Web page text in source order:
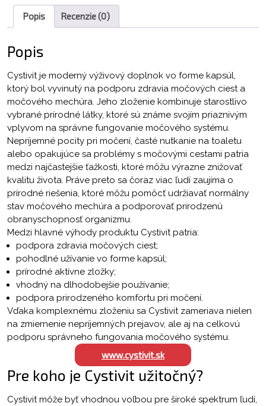
Popis Recenzie (0)
Popis
Cystivit je moderný výživový doplnok vo forme kapsúl,
ktorý bol vyvinutý na podporu zdravia močových ciest a
močového mechúra. Jeho zloženie kombinuje starostlivo
vybrané prírodné látky, ktoré sú známe svojím priaznivým
vplyvom na správne fungovanie močového systému.
Nepríjemné pocity pri močení, časté nutkanie na toaletu
alebo opakujúce sa problémy s močovými cestami patria
medzi najčastejšie ťažkosti, ktoré môžu výrazne znižovať
kvalitu života. Práve preto sa čoraz viac ľudí zaujíma o
prírodné riešenia, ktoré môžu pomôcť udržiavať normálny
stav močového mechúra a podporovať prirodzenú
obranyschopnosť organizmu.
Medzi hlavné výhody produktu Cystivit patria:
podpora zdravia močových ciest;
pohodlné užívanie vo forme kapsúl;
prírodné aktívne zložky;
vhodný na dlhodobejšie používanie;
podpora prirodzeného komfortu pri močení.
Vďaka komplexnému zloženiu sa Cystivit zameriava nielen
na zmiernenie nepríjemných prejavov, ale aj na celkovú
podporu správneho fungovania močového systému.
www.cystivit.sk
Pre koho je Cystivit užitočný?
Cystivit môže byť vhodnou voľbou pre široké spektrum ľudí,